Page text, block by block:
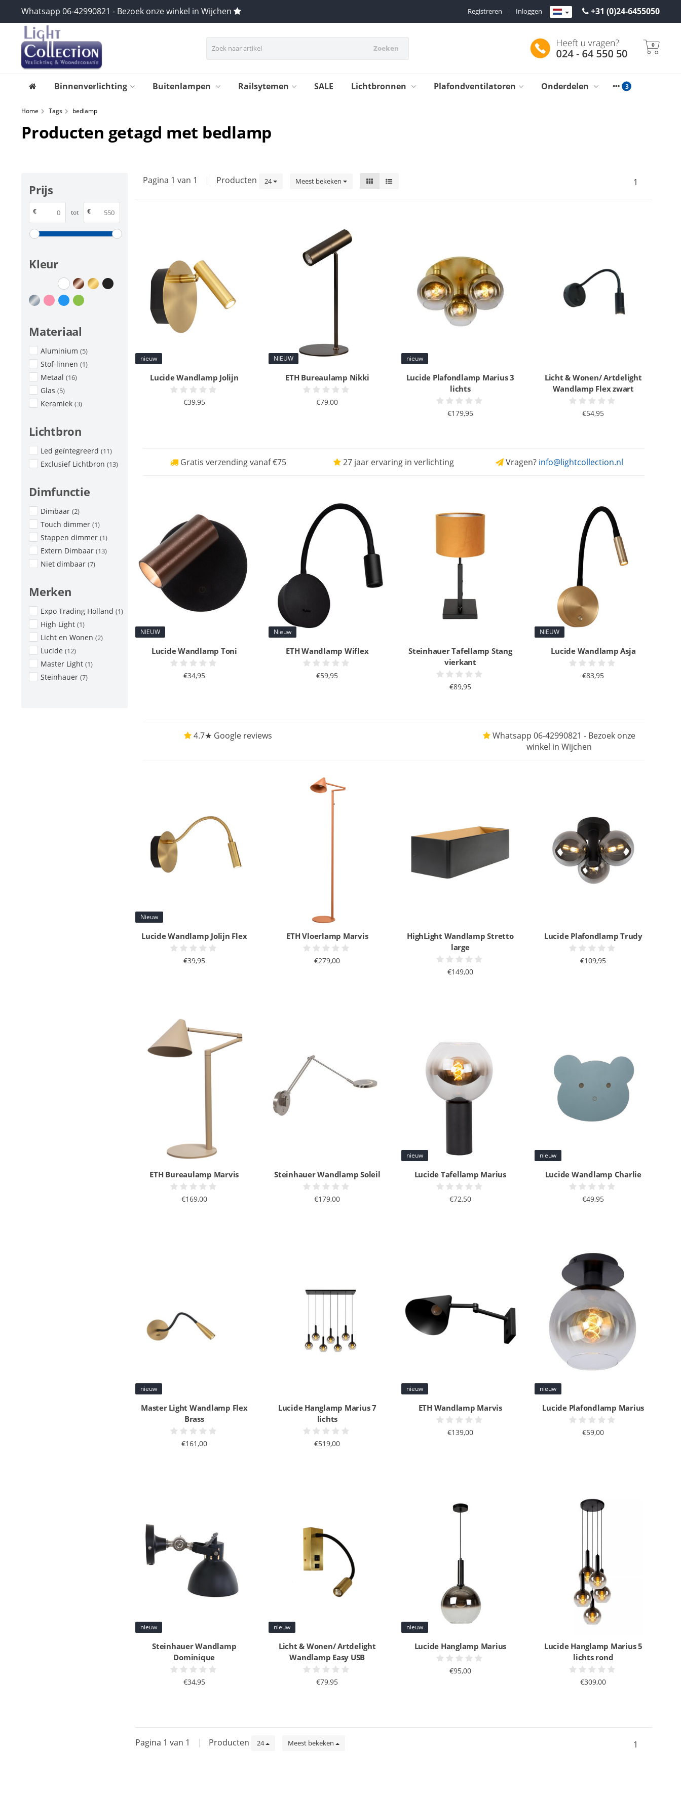
Whatsapp 06-42990821 - Bezoek onze winkel in Wijchen +31 (0)24-6455050
Inloggen
|
Registreren
Zoeken 0
Binnenverlichting Buitenlampen Railsytemen SALE Lichtbronnen Plafondventilatoren Onderdelen
Home Tags bedlamp
Producten getagd met bedlamp
Prijs
€ tot €
Kleur
Materiaal
Aluminium (5)
Stof-linnen (1)
Metaal (16)
Glas (5)
Keramiek (3)
Lichtbron
Led geïntegreerd (11)
Exclusief Lichtbron (13)
Dimfunctie
Dimbaar (2)
Touch dimmer (1)
Stappen dimmer (1)
Extern Dimbaar (13)
Niet dimbaar (7)
Merken
Expo Trading Holland (1)
High Light (1)
Licht en Wonen (2)
Lucide (12)
Master Light (1)
Steinhauer (7)
Pagina 1 van 1 | Producten 24 Meest bekeken 1
nieuw
Lucide Wandlamp Jolijn
€39,95
NIEUW
ETH Bureaulamp Nikki
€79,00
nieuw
Lucide Plafondlamp Marius 3
lichts
€179,95
Licht & Wonen/ Artdelight
Wandlamp Flex zwart
€54,95
Gratis verzending vanaf €75 27 jaar ervaring in verlichting Vragen? info@lightcollection.nl
NIEUW
Lucide Wandlamp Toni
€34,95
Nieuw
ETH Wandlamp Wiflex
€59,95
Steinhauer Tafellamp Stang
vierkant
€89,95
NIEUW
Lucide Wandlamp Asja
€83,95
4.7★ Google reviews
Whatsapp 06-42990821 - Bezoek onze
winkel in Wijchen
Nieuw
Lucide Wandlamp Jolijn Flex
€39,95
ETH Vloerlamp Marvis
€279,00
HighLight Wandlamp Stretto
large
€149,00
Lucide Plafondlamp Trudy
€109,95
ETH Bureaulamp Marvis
€169,00
Steinhauer Wandlamp Soleil
€179,00
nieuw
Lucide Tafellamp Marius
€72,50
nieuw
Lucide Wandlamp Charlie
€49,95
nieuw
Master Light Wandlamp Flex
Brass
€161,00
Lucide Hanglamp Marius 7
lichts
€519,00
nieuw
ETH Wandlamp Marvis
€139,00
nieuw
Lucide Plafondlamp Marius
€59,00
nieuw
Steinhauer Wandlamp
Dominique
€34,95
nieuw
Licht & Wonen/ Artdelight
Wandlamp Easy USB
€79,95
nieuw
Lucide Hanglamp Marius
€95,00
Lucide Hanglamp Marius 5
lichts rond
€309,00
Pagina 1 van 1 | Producten 24 Meest bekeken 1